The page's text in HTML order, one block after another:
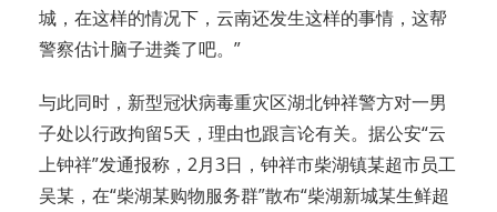
城，在这样的情况下，云南还发生这样的事情，这帮
警察估计脑子进粪了吧。”
与此同时，新型冠状病毒重灾区湖北钟祥警方对一男
子处以行政拘留5天，理由也跟言论有关。据公安“云
上钟祥”发通报称，2月3日，钟祥市柴湖镇某超市员工
吴某，在“柴湖某购物服务群”散布“柴湖新城某生鲜超